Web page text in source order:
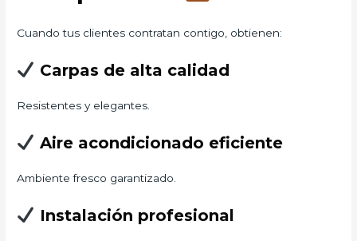
Cuando tus clientes contratan contigo, obtienen:
Carpas de alta calidad
Resistentes y elegantes.
Aire acondicionado eficiente
Ambiente fresco garantizado.
Instalación profesional